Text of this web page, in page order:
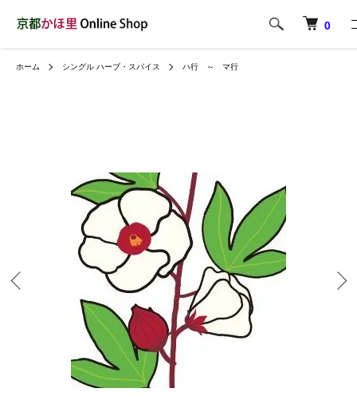
0
ホーム シングル ハーブ・スパイス ハ行 ～ マ行